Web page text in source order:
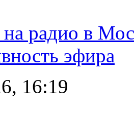
на радио в
эфира
16:19